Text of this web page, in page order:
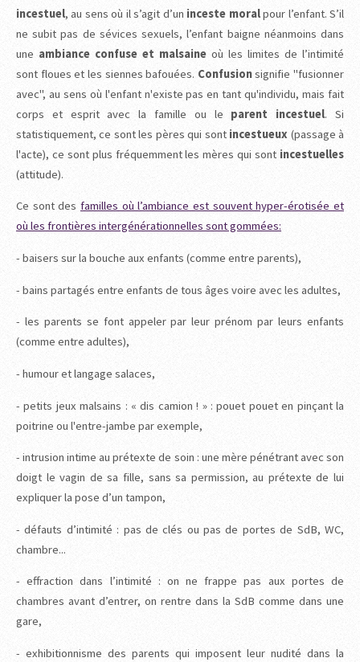
incestuel, au sens où il s’agit d’un inceste moralpour l’enfant. S’il
ne subit pas de sévices sexuels, l’enfant baigne néanmoins dans
une ambiance confuse et malsaine où les limites de l’intimité
sont floues et les siennes bafouées. Confusionsignifie "fusionner
avec", au sens où l'enfant n'existe pas en tant qu'individu, mais fait
corps et esprit avec la famille ou le parent incestuel. Si
statistiquement, ce sont les pères qui sont incestueux (passage à
l'acte), ce sont plus fréquemment les mères qui sont incestuelles
(attitude).
Ce sont des familles où l’ambiance est souvent hyper-érotisée et
où les frontières intergénérationnelles sont gommées:
- baisers sur la bouche aux enfants (comme entre parents),
- bains partagés entre enfants de tous âges voire avec les adultes,
- les parents se font appeler par leur prénom par leurs enfants
(comme entre adultes),
- humour et langage salaces,
- petits jeux malsains : « dis camion ! » : pouet pouet en pinçant la
poitrine ou l'entre-jambe par exemple,
- intrusion intime au prétexte de soin : une mère pénétrant avec son
doigt le vagin de sa fille, sans sa permission, au prétexte de lui
expliquer la pose d’un tampon,
- défauts d’intimité : pas de clés ou pas de portes de SdB, WC,
chambre...
- effraction dans l’intimité : on ne frappe pas aux portes de
chambres avant d’entrer, on rentre dans la SdB comme dans une
gare,
- exhibitionnisme des parents qui imposent leur nudité dans la